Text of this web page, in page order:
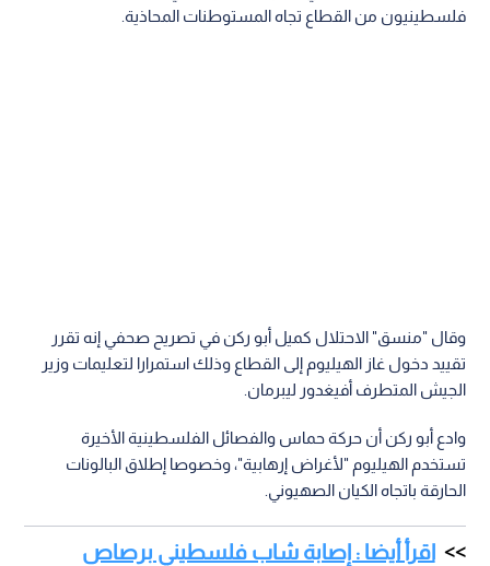
فلسطينيون من القطاع تجاه المستوطنات المحاذية.
وقال "منسق" الاحتلال كميل أبو ركن في تصريح صحفي إنه تقرر
تقييد دخول غاز الهيليوم إلى القطاع وذلك استمرارا لتعليمات وزير
الجيش المتطرف أفيغدور ليبرمان.
وادع أبو ركن أن حركة حماس والفصائل الفلسطينية الأخيرة
تستخدم الهيليوم "لأغراض إرهابية"، وخصوصا إطلاق البالونات
الحارقة باتجاه الكيان الصهيوني.
اقرأ أيضا : إصابة شاب فلسطيني برصاص